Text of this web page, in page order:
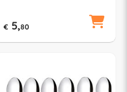
€ 5,80